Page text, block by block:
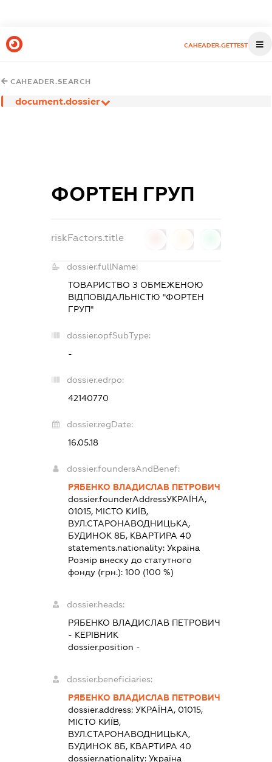
CAHEADER.GETTEST
CAHEADER.SEARCH
document.dossier
ФОРТЕН ГРУП
riskFactors.title
dossier.fullName:
ТОВАРИСТВО З ОБМЕЖЕНОЮ
ВІДПОВІДАЛЬНІСТЮ "ФОРТЕН
ГРУП"
dossier.opfSubType:
-
dossier.edrpo:
42140770
dossier.regDate:
16.05.18
dossier.foundersAndBenef:
РЯБЕНКО ВЛАДИСЛАВ ПЕТРОВИЧ
dossier.founderAddressУКРАЇНА,
01015, МІСТО КИЇВ,
ВУЛ.СТАРОНАВОДНИЦЬКА,
БУДИНОК 8Б, КВАРТИРА 40
statements.nationality: Україна
Розмір внеску до статутного
фонду (грн.): 100 (100 %)
dossier.heads:
РЯБЕНКО ВЛАДИСЛАВ ПЕТРОВИЧ
- КЕРІВНИК
dossier.position -
dossier.beneficiaries:
РЯБЕНКО ВЛАДИСЛАВ ПЕТРОВИЧ
dossier.address: УКРАЇНА, 01015,
МІСТО КИЇВ,
ВУЛ.СТАРОНАВОДНИЦЬКА,
БУДИНОК 8Б, КВАРТИРА 40
dossier.nationality: Україна